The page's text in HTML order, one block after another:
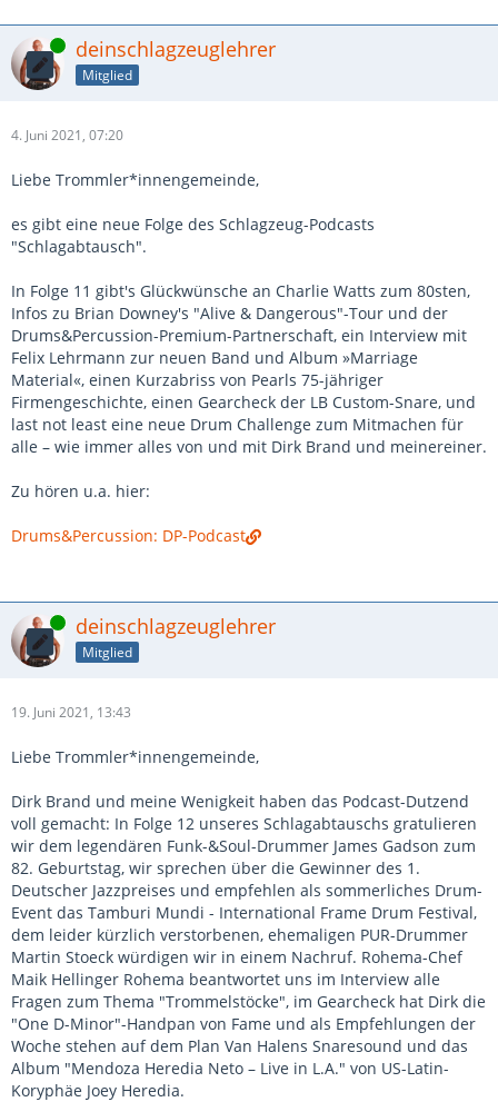
Online deinschlagzeuglehrer
Mitglied
4. Juni 2021, 07:20
Liebe Trommler*innengemeinde,
es gibt eine neue Folge des Schlagzeug-Podcasts
"Schlagabtausch".
In Folge 11 gibt's Glückwünsche an Charlie Watts zum 80sten,
Infos zu Brian Downey's "Alive & Dangerous"-Tour und der
Drums&Percussion-Premium-Partnerschaft, ein Interview mit
Felix Lehrmann zur neuen Band und Album »Marriage
Material«, einen Kurzabriss von Pearls 75-jähriger
Firmengeschichte, einen Gearcheck der LB Custom-Snare, und
last not least eine neue Drum Challenge zum Mitmachen für
alle – wie immer alles von und mit Dirk Brand und meinereiner.
Zu hören u.a. hier:
Drums&Percussion: DP-Podcast
Online deinschlagzeuglehrer
Mitglied
19. Juni 2021, 13:43
Liebe Trommler*innengemeinde,
Dirk Brand und meine Wenigkeit haben das Podcast-Dutzend
voll gemacht: In Folge 12 unseres Schlagabtauschs gratulieren
wir dem legendären Funk-&Soul-Drummer James Gadson zum
82. Geburtstag, wir sprechen über die Gewinner des 1.
Deutscher Jazzpreises und empfehlen als sommerliches Drum-
Event das Tamburi Mundi - International Frame Drum Festival,
dem leider kürzlich verstorbenen, ehemaligen PUR-Drummer
Martin Stoeck würdigen wir in einem Nachruf. Rohema-Chef
Maik Hellinger Rohema beantwortet uns im Interview alle
Fragen zum Thema "Trommelstöcke", im Gearcheck hat Dirk die
"One D-Minor"-Handpan von Fame und als Empfehlungen der
Woche stehen auf dem Plan Van Halens Snaresound und das
Album "Mendoza Heredia Neto – Live in L.A." von US-Latin-
Koryphäe Joey Heredia.